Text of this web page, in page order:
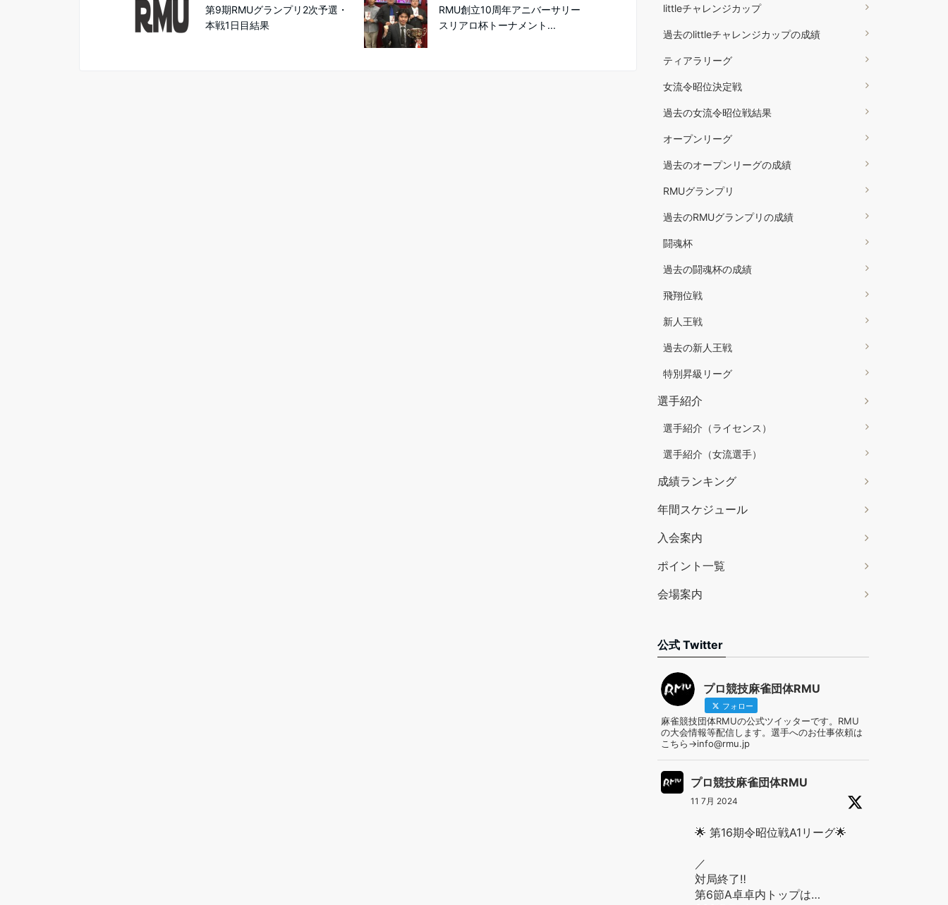
第9期RMUグランプリ2次予選・
本戦1日目結果
RMU創立10周年アニバーサリー
スリアロ杯トーナメント...
littleチャレンジカップ
過去のlittleチャレンジカップの成績
ティアラリーグ
女流令昭位決定戦
過去の女流令昭位戦結果
オープンリーグ
過去のオープンリーグの成績
RMUグランプリ
過去のRMUグランプリの成績
闘魂杯
過去の闘魂杯の成績
飛翔位戦
新人王戦
過去の新人王戦
特別昇級リーグ
選手紹介
選手紹介（ライセンス）
選手紹介（女流選手）
成績ランキング
年間スケジュール
入会案内
ポイント一覧
会場案内
公式 Twitter
プロ競技麻雀団体RMU
フォロー
麻雀競技団体RMUの公式ツイッターです。RMU
の大会情報等配信します。選手へのお仕事依頼は
こちら→info@rmu.jp
プロ競技麻雀団体RMU
11 7月 2024
🌟 第16期令昭位戦A1リーグ🌟
／
対局終了‼️
第6節A卓卓内トップは…